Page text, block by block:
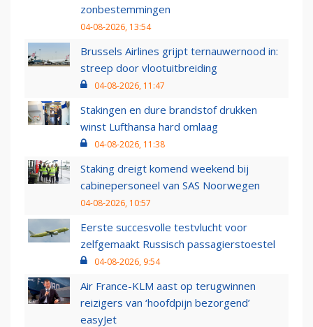
zonbestemmingen
04-08-2026, 13:54
Brussels Airlines grijpt ternauwernood in:
streep door vlootuitbreiding
04-08-2026, 11:47
Stakingen en dure brandstof drukken
winst Lufthansa hard omlaag
04-08-2026, 11:38
Staking dreigt komend weekend bij
cabinepersoneel van SAS Noorwegen
04-08-2026, 10:57
Eerste succesvolle testvlucht voor
zelfgemaakt Russisch passagierstoestel
04-08-2026, 9:54
Air France-KLM aast op terugwinnen
reizigers van ‘hoofdpijn bezorgend’
easyJet